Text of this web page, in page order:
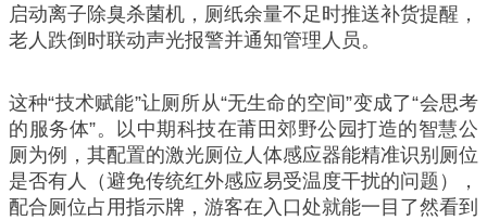
启动离子除臭杀菌机，厕纸余量不足时推送补货提醒，
老人跌倒时联动声光报警并通知管理人员。
这种“技术赋能”让厕所从“无生命的空间”变成了“会思考
的服务体”。以中期科技在莆田郊野公园打造的智慧公
厕为例，其配置的激光厕位人体感应器能精准识别厕位
是否有人（避免传统红外感应易受温度干扰的问题），
配合厕位占用指示牌，游客在入口处就能一目了然看到